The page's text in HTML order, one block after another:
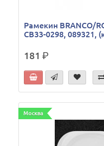
Рамекин BRANCO/
CB33-0298, 089321,
181р.
Москва